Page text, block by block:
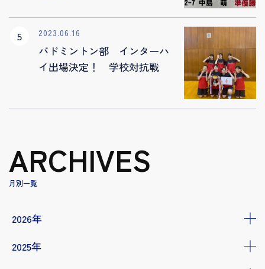
2023.06.16
バドミントン部 インターハ
イ出場決定！ 学校対抗戦
ARCHIVES
月別一覧
2026年
2025年